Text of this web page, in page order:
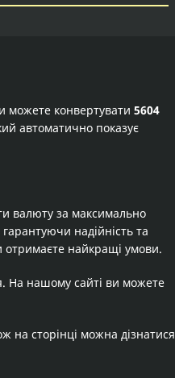
можете конвертувати 5604
автоматично показує
валюту за максимально
надійність та
отримаєте найкращі умови.
На нашому сайті ви можете
на сторінці можна дізнатися